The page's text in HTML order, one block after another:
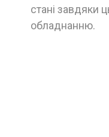
стані завдяки
обладнанню.